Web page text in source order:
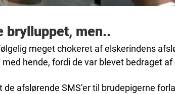
brylluppet, men..
meget chokeret af elskerindens
hende, fordi de var blevet bedraget
de afslørende SMS’er til brudepigerne